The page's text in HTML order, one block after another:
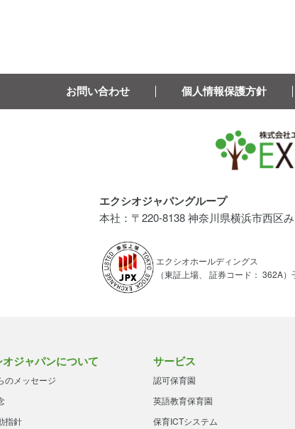
お問い合わせ 個人情報保護方針
エクシオジャパングループ
本社：〒220-8138 神奈川県横浜市西区
エクシオホールディングス
（東証上場、 証券コード： 362A）
ジャパンについて
のメッセージ
指針
サービス
認可保育園
英語教育保育園
保育ICTシステム